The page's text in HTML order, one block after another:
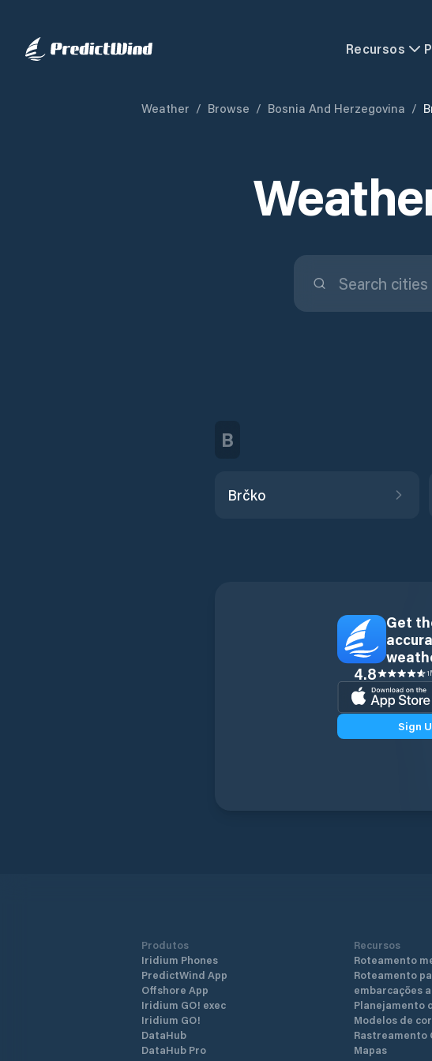
Recursos
Weather / Browse / Bosnia And Herzegovina /
B
Brčko
Get
4.8
Sign
Produtos
Iridium Phones
PredictWind App
Offshore App
Iridium GO! exec
Iridium GO!
DataHub
DataHub Pro
Recursos
Roteamento
Roteamento
embarcações
Planejamento
Modelos de
Rastreamento
Mapas